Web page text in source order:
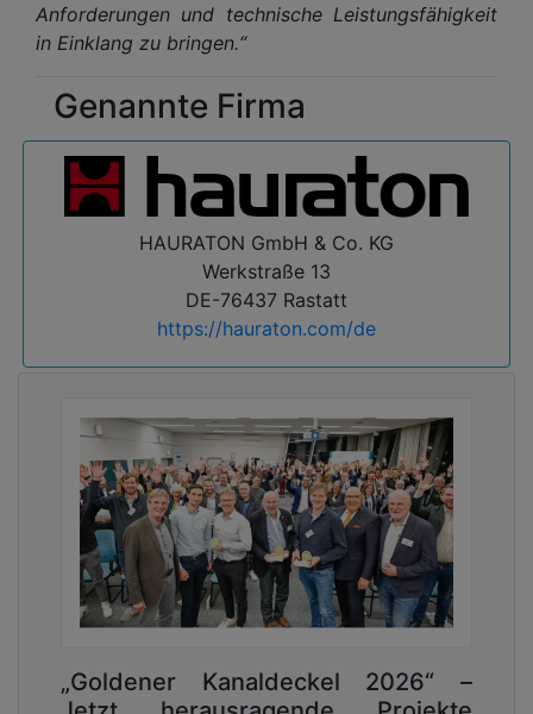
Anforderungen und technische Leistungsfähigkeit
in Einklang zu bringen.“
Genannte Firma
HAURATON GmbH & Co. KG
Werkstraße 13
DE-76437 Rastatt
https://hauraton.com/de
„Goldener Kanaldeckel 2026“ –